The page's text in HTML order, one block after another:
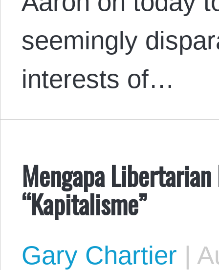
seemingly
interests of…
Mengapa
“Kapitalisme”
Gary Chartier |